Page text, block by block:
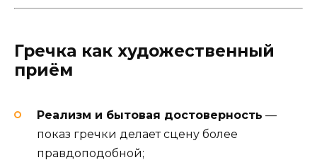
Гречка как художественный
приём
Реализм и бытовая достоверность —
показ гречки делает сцену более
правдоподобной;